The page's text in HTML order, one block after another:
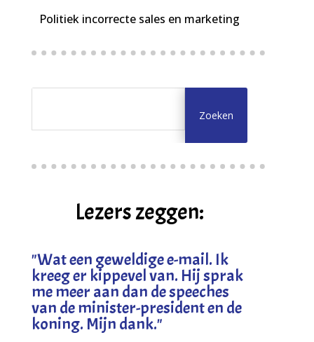
Politiek incorrecte sales en marketing
Lezers zeggen:
"Wat een geweldige e-mail. Ik
kreeg er kippevel van. Hij sprak
me meer aan dan de speeches
van de minister-president en de
koning. Mijn dank."